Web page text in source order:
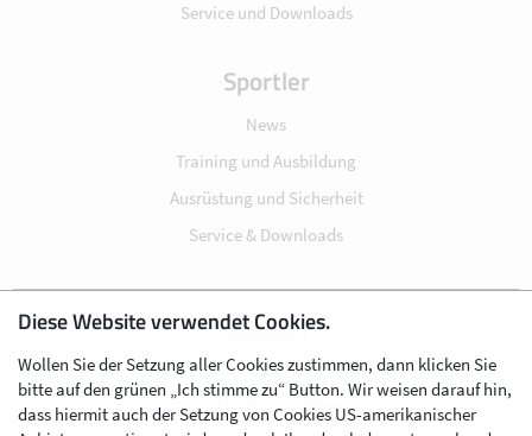
Service und Downloads
Sportler
News
Training und Ausbildung
Ausrüstung und Sicherheit
Service & Downloads
Impressum
Datenschutz
Cookie-Einstellungen
Diese Website verwendet Cookies.
Wollen Sie der Setzung aller Cookies zustimmen, dann klicken Sie
bitte auf den grünen „Ich stimme zu“ Button. Wir weisen darauf hin,
dass hiermit auch der Setzung von Cookies US-amerikanischer